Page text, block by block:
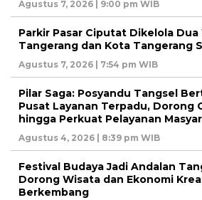
Agustus 7, 2026 | 9:00 pm WIB
Parkir Pasar Ciputat Dikelola Dua
Tangerang dan Kota Tangerang
Agustus 7, 2026 | 7:54 pm WIB
Pilar Saga: Posyandu Tangsel
Pusat Layanan Terpadu, Dorong
hingga Perkuat Pelayanan
Agustus 4, 2026 | 8:39 pm WIB
Festival Budaya Jadi Andalan
Dorong Wisata dan Ekonomi
Berkembang